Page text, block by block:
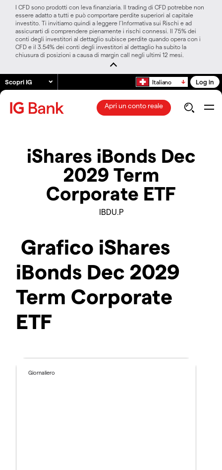
I CFD sono prodotti con leva finanziaria. Il trading di CFD potrebbe non
essere adatto a tutti e può comportare perdite superiori al capitale
investito. Ti invitiamo quindi a leggere l’Informativa sui Rischi e ad
assicurarti di comprendere pienamente i rischi connessi. Il 75% dei
conti degli investitori al dettaglio subisce perdite quando opera con i
CFD e il 3.54% dei conti degli investitori al dettaglio ha subito la
chiusura di posizioni a causa di margin call negli ultimi 12 mesi.
Scopri IG Italiano Log in
Apri un conto reale
iShares iBonds Dec
2029 Term
Corporate ETF
IBDU.P
Grafico iShares
iBonds Dec 2029
Term Corporate
ETF
Giornaliero